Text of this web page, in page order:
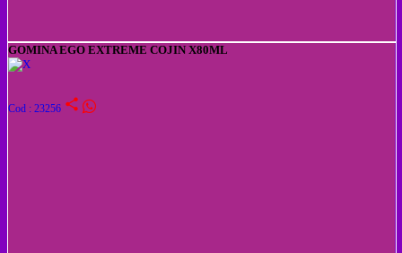
GOMINA EGO EXTREME COJIN X80ML
Cod : 23256 share